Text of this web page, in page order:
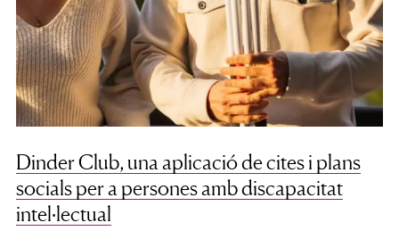
Dinder Club, una aplicació de cites i plans
socials per a persones amb discapacitat
intel·lectual